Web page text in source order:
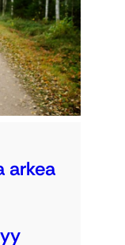
arkea